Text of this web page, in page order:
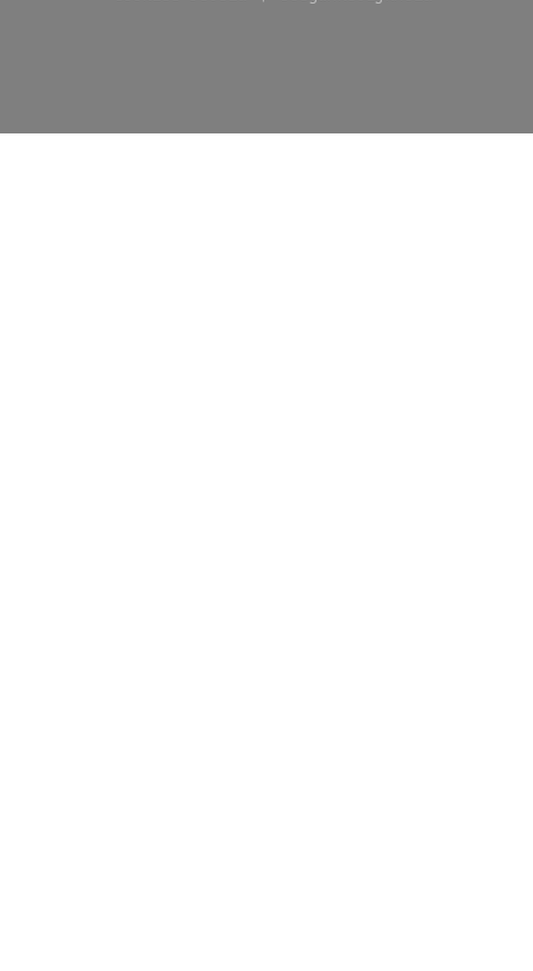
((opent in een nieuw venster))
((opent in een